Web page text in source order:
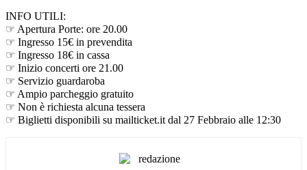
INFO UTILI:
☞ Apertura Porte: ore 20.00
☞ Ingresso 15€ in prevendita
☞ Ingresso 18€ in cassa
☞ Inizio concerti ore 21.00
☞ Servizio guardaroba
☞ Ampio parcheggio gratuito
☞ Non è richiesta alcuna tessera
☞ Biglietti disponibili su mailticket.it dal 27 Febbraio alle 12:30